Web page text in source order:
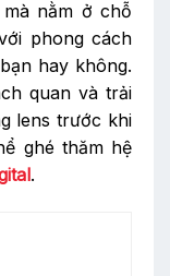
nằm ở chỗ
phong cách
hay không.
quan và trải
lens trước khi
ghé thăm hệ
.